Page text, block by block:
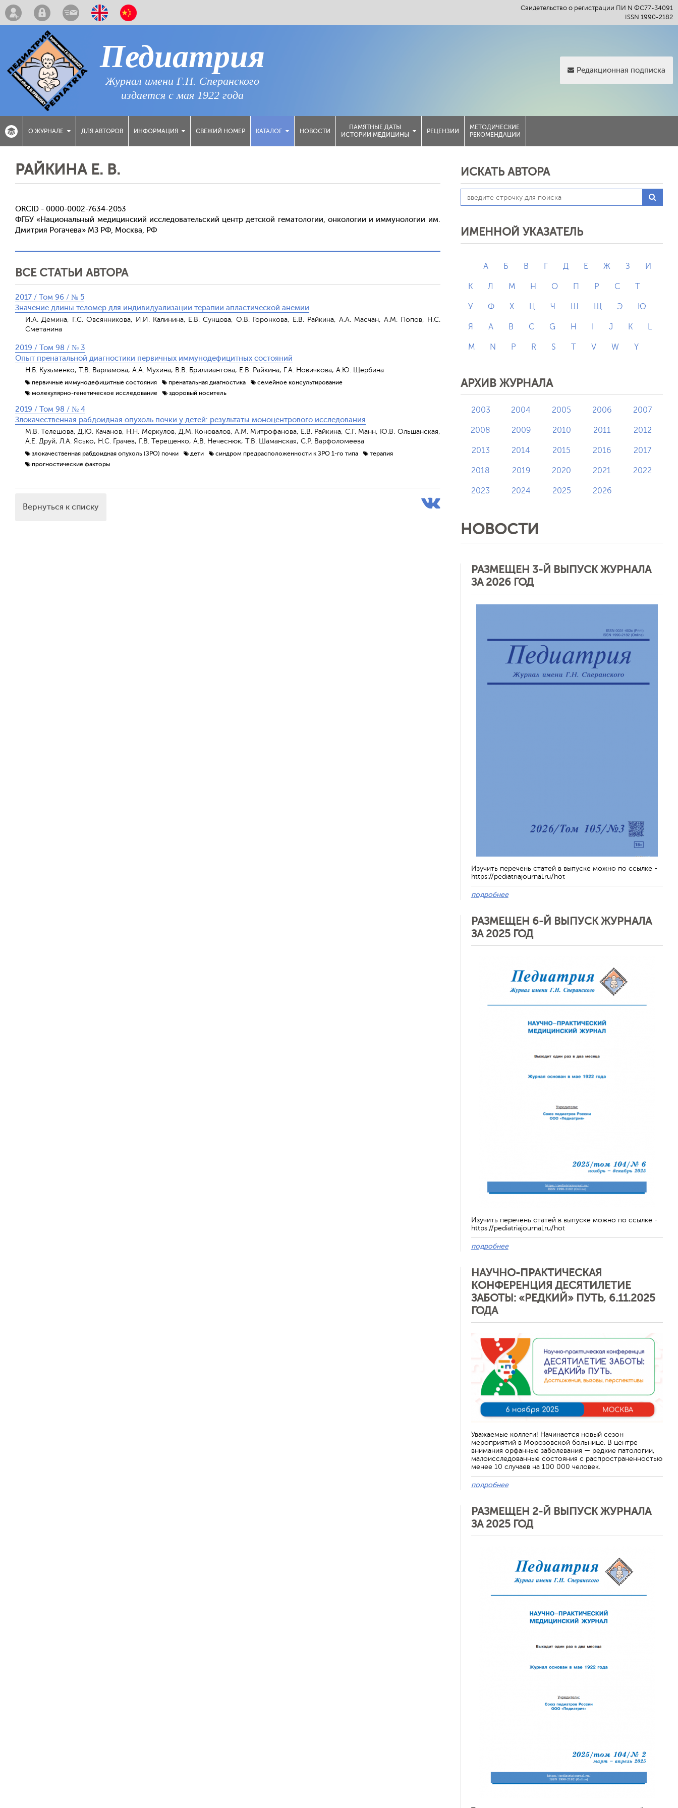
Свидетельство о регистрации ПИ N ФС77-34091
ISSN 1990-2182
Педиатрия
Журнал имени Г.Н. Сперанского
издается с мая 1922 года
Редакционная подписка
О ЖУРНАЛЕ ДЛЯ АВТОРОВ ИНФОРМАЦИЯ СВЕЖИЙ НОМЕР КАТАЛОГ НОВОСТИ
ПАМЯТНЫЕ ДАТЫ
ИСТОРИИ МЕДИЦИНЫ
РЕЦЕНЗИИ
МЕТОДИЧЕСКИЕ
РЕКОМЕНДАЦИИ
РАЙКИНА Е. В.
ORCID - 0000-0002-7634-2053
ФГБУ «Национальный медицинский исследовательский центр детской гематологии, онкологии и иммунологии им.
Дмитрия Рогачева» МЗ РФ, Москва, РФ
ВСЕ СТАТЬИ АВТОРА
2017 / Том 96 / № 5
Значение длины теломер для индивидуализации терапии апластической анемии
И.А. Демина, Г.С. Овсянникова, И.И. Калинина, Е.В. Сунцова, О.В. Горонкова, Е.В. Райкина, А.А. Масчан, А.М. Попов, Н.С.
Сметанина
2019 / Том 98 / № 3
Опыт пренатальной диагностики первичных иммунодефицитных состояний
Н.Б. Кузьменко, Т.В. Варламова, А.А. Мухина, В.В. Бриллиантова, Е.В. Райкина, Г.А. Новичкова, А.Ю. Щербина
первичные иммунодефицитные состояния пренатальная диагностика
семейное консультирование
молекулярно-генетическое исследование
здоровый носитель
2019 / Том 98 / № 4
Злокачественная рабдоидная опухоль почки у детей: результаты моноцентрового исследования
М.В. Телешова, Д.Ю. Качанов, Н.Н. Меркулов, Д.М. Коновалов, А.М. Митрофанова, Е.В. Райкина, С.Г. Манн, Ю.В. Ольшанская,
А.Е. Друй, Л.А. Ясько, Н.С. Грачев, Г.В. Терещенко, А.В. Нечеснюк, Т.В. Шаманская, С.Р. Варфоломеева
злокачественная рабдоидная опухоль (ЗРО) почки дети синдром предрасположенности к ЗРО 1-го типа
терапия
прогностические факторы
Вернуться к списку
ИСКАТЬ АВТОРА
ИМЕННОЙ УКАЗАТЕЛЬ
А Б В Г Д Е Ж З И
К Л М Н О П Р С Т
У Ф Х Ц Ч Ш Щ Э Ю
Я A B C G H J K L
M N P R S T V W Y
АРХИВ ЖУРНАЛА
2003 2004 2005 2006 2007
2008 2009 2010 2011 2012
2013 2014 2015 2016 2017
2018 2019 2020 2021 2022
2023 2024 2025 2026
НОВОСТИ
РАЗМЕЩЕН 3-Й ВЫПУСК ЖУРНАЛА
ЗА 2026 ГОД
Изучить перечень статей в выпуске можно по ссылке -
https://pediatriajournal.ru/hot
подробнее
РАЗМЕЩЕН 6-Й ВЫПУСК ЖУРНАЛА
ЗА 2025 ГОД
Изучить перечень статей в выпуске можно по ссылке -
https://pediatriajournal.ru/hot
подробнее
НАУЧНО-ПРАКТИЧЕСКАЯ
КОНФЕРЕНЦИЯ ДЕСЯТИЛЕТИЕ
ЗАБОТЫ: «РЕДКИЙ» ПУТЬ, 6.11.2025
ГОДА
Уважаемые коллеги! Начинается новый сезон
мероприятий в Морозовской больнице. В центре
внимания орфанные заболевания — редкие патологии,
малоисследованные состояния с распространенностью
менее 10 случаев на 100 000 человек.
подробнее
РАЗМЕЩЕН 2-Й ВЫПУСК ЖУРНАЛА
ЗА 2025 ГОД
Отменить